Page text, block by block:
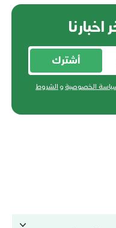
أشترك
الخصوصية و الشروط